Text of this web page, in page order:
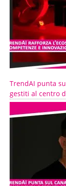
TrendAI punta
gestiti al centro